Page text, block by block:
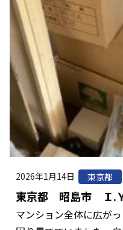
2026年1月14日 東京都
東京都 昭島市 Ｉ.
マンション全体に広が